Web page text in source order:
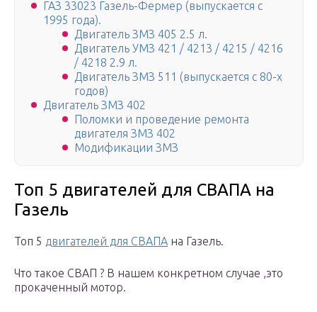
ГАЗ 33023 Газель-Фермер (выпускается с
1995 года).
Двигатель ЗМЗ 405 2.5 л.
Двигатель УМЗ 421 / 4213 / 4215 / 4216
/ 4218 2.9 л.
Двигатель ЗМЗ 511 (выпускается с 80-х
годов)
Двигатель ЗМЗ 402
Поломки и проведение ремонта
двигателя ЗМЗ 402
Модификации ЗМЗ
Топ 5 двигателей для СВАПА на
Газель
Топ 5 двигателей для СВАПА на Газель.
Что такое СВАП ? В нашем конкретном случае ,это
прокаченный мотор.